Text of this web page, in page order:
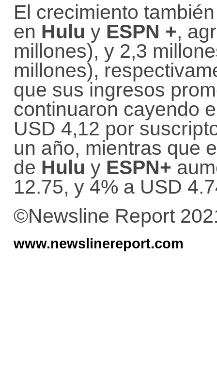
El crecimiento
en Hulu y ESPN +,
millones), y 2,3
millones),
que sus ingresos
continuaron cayendo
USD 4,12 por
un año, mientras que
de Hulu y ESPN+
12.75, y 4% a USD
©Newsline Report
www.newslinereport.com